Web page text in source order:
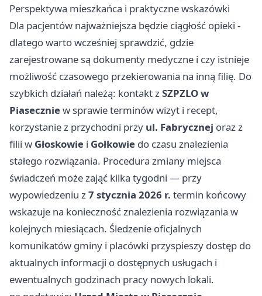
Perspektywa mieszkańca i praktyczne wskazówki
Dla pacjentów najważniejsza będzie ciągłość opieki -
dlatego warto wcześniej sprawdzić, gdzie
zarejestrowane są dokumenty medyczne i czy istnieje
możliwość czasowego przekierowania na inną filię. Do
szybkich działań należą: kontakt zSZPZLO w
Piaseczniew sprawie terminów wizyt i recept,
korzystanie z przychodni przy ul. Fabrycznej oraz z
filii w Głoskowie i Gołkowie do czasu znalezienia
stałego rozwiązania. Procedura zmiany miejsca
świadczeń może zająć kilka tygodni — przy
wypowiedzeniu z7 stycznia 2026 r. termin końcowy
wskazuje na konieczność znalezienia rozwiązania w
kolejnych miesiącach. Śledzenie oficjalnych
komunikatów gminy i placówki przyspieszy dostęp do
aktualnych informacji o dostępnych usługach i
ewentualnych godzinach pracy nowych lokali.